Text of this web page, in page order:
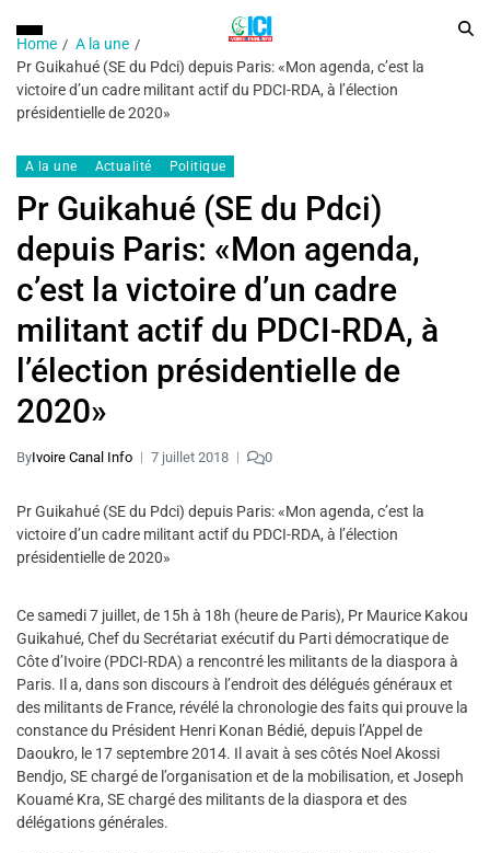
Home
A la une
Pr Guikahué (SE du Pdci) depuis Paris: «Mon agenda, c’est la
victoire d’un cadre militant actif du PDCI-RDA, à l’élection
présidentielle de 2020»
A la une Actualité Politique
Pr Guikahué (SE du Pdci)
depuis Paris: «Mon agenda,
c’est la victoire d’un cadre
militant actif du PDCI-RDA, à
l’élection présidentielle de
2020»
ByIvoire Canal Info 7 juillet 2018 0
Pr Guikahué (SE du Pdci) depuis Paris: «Mon agenda, c’est la
victoire d’un cadre militant actif du PDCI-RDA, à l’élection
présidentielle de 2020»
Ce samedi 7 juillet, de 15h à 18h (heure de Paris), Pr Maurice Kakou
Guikahué, Chef du Secrétariat exécutif du Parti démocratique de
Côte d’Ivoire (PDCI-RDA) a rencontré les militants de la diaspora à
Paris. Il a, dans son discours à l’endroit des délégués généraux et
des militants de France, révélé la chronologie des faits qui prouve la
constance du Président Henri Konan Bédié, depuis l’Appel de
Daoukro, le 17 septembre 2014. Il avait à ses côtés Noel Akossi
Bendjo, SE chargé de l’organisation et de la mobilisation, et Joseph
Kouamé Kra, SE chargé des militants de la diaspora et des
délégations générales.